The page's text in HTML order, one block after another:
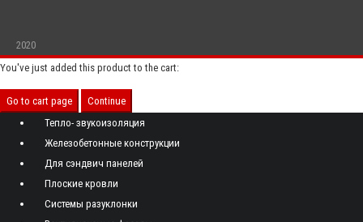
2020
You've just added this product to the cart:
Go to cart page
Continue
Тепло- звукоизоляция
Железобетонные конструкции
Для сэндвич панелей
Плоские кровли
Системы разуклонки